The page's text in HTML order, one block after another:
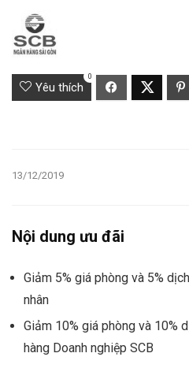
Yêu thích
0
13/12/2019
Nội dung ưu đãi
Giảm 5% giá phòng và 5%
nhân
Giảm 10% giá phòng và 10%
hàng Doanh nghiệp SCB